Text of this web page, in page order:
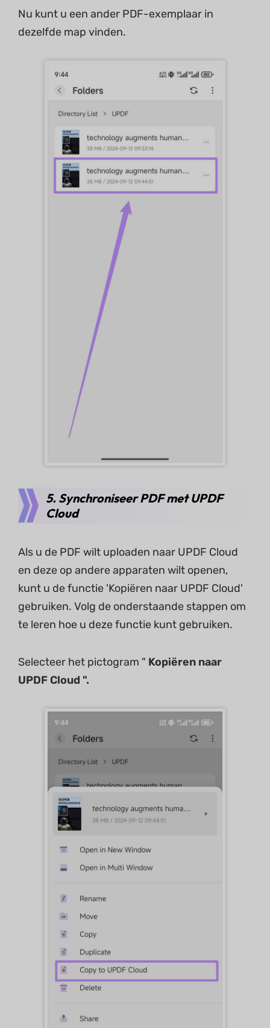
Nu kunt u een ander PDF-exemplaar in
dezelfde map vinden.
5. Synchroniseer PDF met UPDF
Cloud
Als u de PDF wilt uploaden naar UPDF Cloud
en deze op andere apparaten wilt openen,
kunt u de functie 'Kopiëren naar UPDF Cloud'
gebruiken. Volg de onderstaande stappen om
te leren hoe u deze functie kunt gebruiken.
Selecteer het pictogram " Kopiëren naar
UPDF Cloud ".